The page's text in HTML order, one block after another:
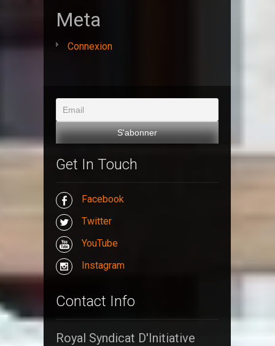
Meta
Connexion
Get In Touch
Facebook
Twitter
YouTube
Instagram
Contact Info
Royal Syndicat D'Initiative